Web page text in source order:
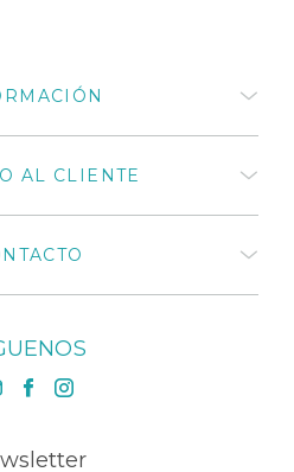
de privacidad
2025
que tu cuerpo
AL CLIENTE
frecuentes
Colombia
3030
675 8664